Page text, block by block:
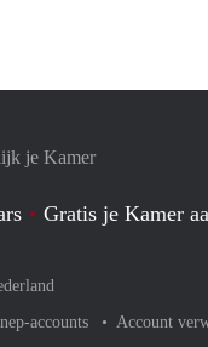
je Kamer
Gratis je Kamer
accounts Account